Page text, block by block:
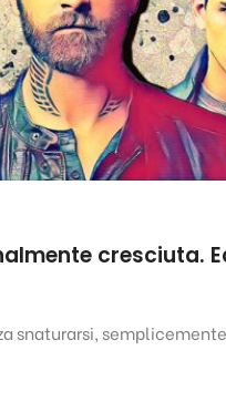
cresciuta.
snaturarsi,